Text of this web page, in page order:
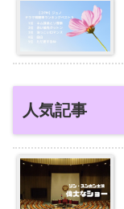
人気記事